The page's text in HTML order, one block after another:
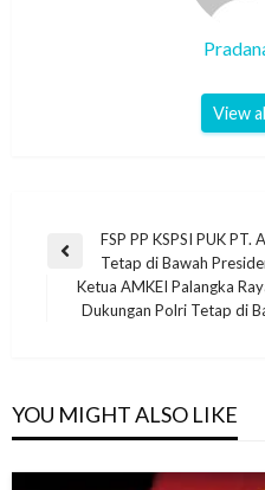
View
FSP PP KSPSI PUK PT.
Tetap di Bawah
Ketua AMKEI Palangka
Dukungan Polri Tetap di
YOU MIGHT ALSO LIKE